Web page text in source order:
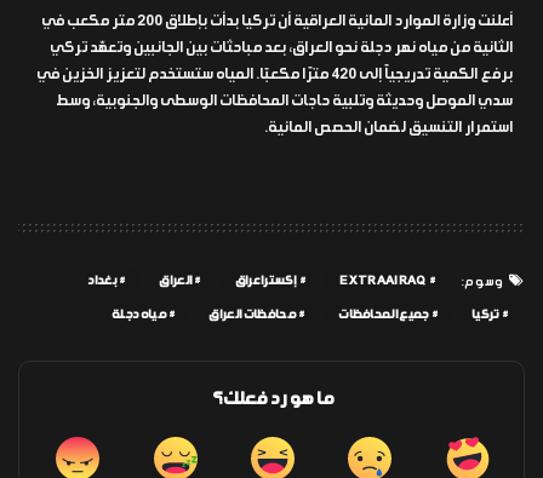
أعلنت وزارة الموارد المائية العراقية أن تركيا بدأت بإطلاق 200 متر مكعب في
الثانية من مياه نهر دجلة نحو العراق، بعد مباحثات بين الجانبين وتعهّد تركي
برفع الكمية تدريجياً إلى 420 مترًا مكعبًا. المياه ستستخدم لتعزيز الخزين في
سدي الموصل وحديثة وتلبية حاجات المحافظات الوسطى والجنوبية، وسط
استمرار التنسيق لضمان الحصص المائية.
وسوم: EXTRAAIRAQ إكسترا عراق العراق بغداد
تركيا جميع المحافظات محافظات العراق مياه دجلة
ما هو رد فعلك؟